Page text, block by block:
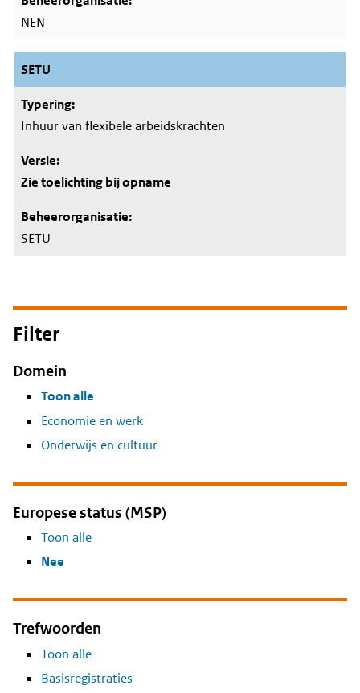
NEN
SETU
Inhuur van flexibele arbeidskrachten
Zie toelichting bij opname
SETU
Filter
Domein
Toon alle
Economie en werk
Onderwijs en cultuur
Europese status (MSP)
Toon alle
Nee
Trefwoorden
Toon alle
Basisregistraties